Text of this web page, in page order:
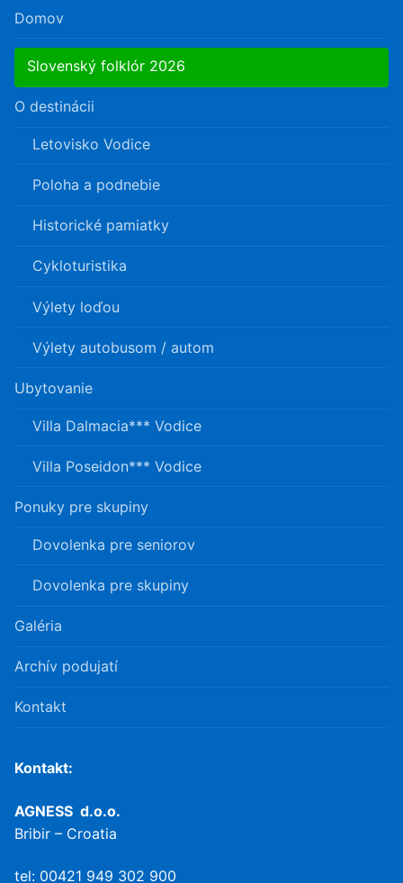
Domov
Slovenský folklór 2026
O destinácii
Letovisko Vodice
Poloha a podnebie
Historické pamiatky
Cykloturistika
Výlety loďou
Výlety autobusom / autom
Ubytovanie
Villa Dalmacia*** Vodice
Villa Poseidon*** Vodice
Ponuky pre skupiny
Dovolenka pre seniorov
Dovolenka pre skupiny
Galéria
Archív podujatí
Kontakt
Kontakt:
AGNESS d.o.o.
Bribir – Croatia
tel: 00421 949 302 900